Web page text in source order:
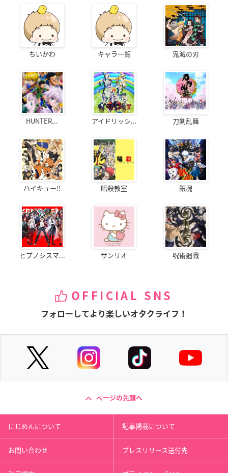
ちいかわ キャラ一覧 鬼滅の刃
HUNTER... アイドリッシ... 刀剣乱舞
ハイキュー!! 暗殺教室 銀魂
ヒプノシスマ... サンリオ 呪術廻戦
OFFICIAL SNS
フォローしてより楽しいオタクライフ！
ページの先頭へ
にじめんについて 記事掲載について
お問い合わせ プレスリリース送付先